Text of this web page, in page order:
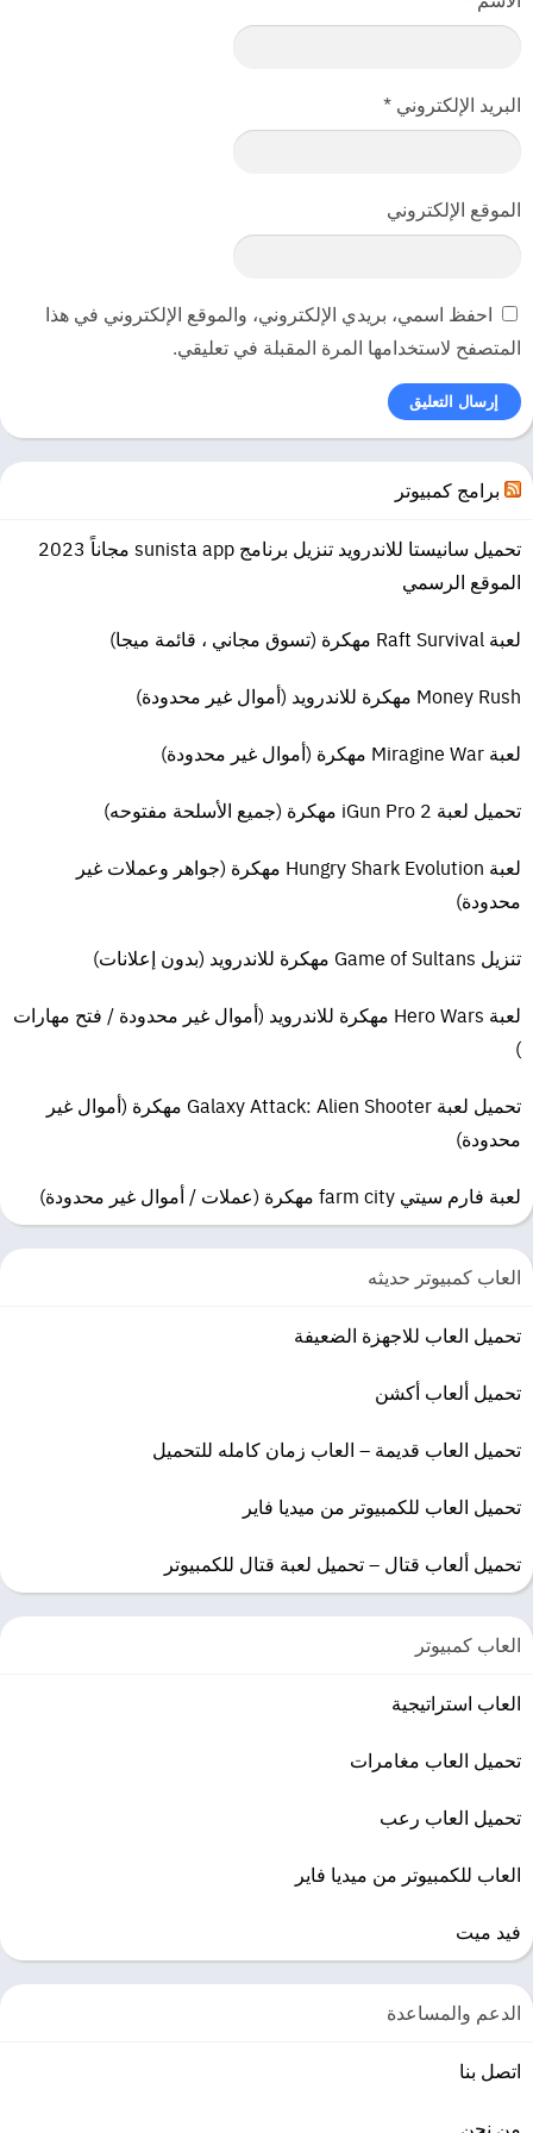
[tds_note]هذه اللعبة مثبتة مسبقًا من أجلك ، مما يعني أنك لست مضطرًا
إلى تثبيتها. إذا حصلت على أي أخطاء dll مفقودة ، فتأكد من البحث عن مجلد
“HOW TO RUN GAME !!. txt” لمزيد من المساعدة. تأكد أيضًا من النقر بزر
استخراج اللعبة لمنعها من حذف ملفات داخل اللعبه . إذا كنت بحاجة إلى
نظام التشغيل: 64 بت: Vista، Win 7، Win 8، Win 10
المعالج: Intel Core i5-750، 2.67 GHz | AMD Phenom II X4 965 ، 3.4
جيجا هرتز
الذاكرة: 3 جيجا بايت رام
الرسومات: NVIDIA GeForce GTX 460 | AMD Radeon HD 5850
DirectX: الإصدار 11
الشبكة: اتصال إنترنت واسع النطاق
التخزين: 36 جيجابايت مساحة متوفرة
البريد الإلكتروني *
الموقع الإلكتروني
احفظ اسمي، بريدي الإلكتروني، والموقع الإلكتروني في هذا
المتصفح لاستخدامها المرة المقبلة في تعليقي.
برامج كمبيوتر
تحميل سانيستا للاندرويد تنزيل برنامج sunista app مجاناً 2023
الموقع الرسمي
لعبة Raft Survival مهكرة (تسوق مجاني ، قائمة ميجا)
Money Rush مهكرة للاندرويد (أموال غير محدودة)
لعبة Miragine War مهكرة (أموال غير محدودة)
تحميل لعبة iGun Pro 2 مهكرة (جميع الأسلحة مفتوحه)
لعبة Hungry Shark Evolution مهكرة (جواهر وعملات غير
محدودة)
تنزيل Game of Sultans مهكرة للاندرويد (بدون إعلانات)
لعبة Hero Wars مهكرة للاندرويد (أموال غير محدودة / فتح مهارات
)
تحميل لعبة Galaxy Attack: Alien Shooter مهكرة (أموال غير
محدودة)
لعبة فارم سيتي farm city مهكرة (عملات / أموال غير محدودة)
العاب كمبيوتر حديثه
تحميل العاب للاجهزة الضعيفة
تحميل ألعاب أكشن
تحميل العاب قديمة – العاب زمان كامله للتحميل
تحميل العاب للكمبيوتر من ميديا فاير
تحميل ألعاب قتال – تحميل لعبة قتال للكمبيوتر
العاب كمبيوتر
العاب استراتيجية
تحميل العاب مغامرات
تحميل العاب رعب
العاب للكمبيوتر من ميديا فاير
فيد ميت
الدعم والمساعدة
اتصل بنا
من نحن